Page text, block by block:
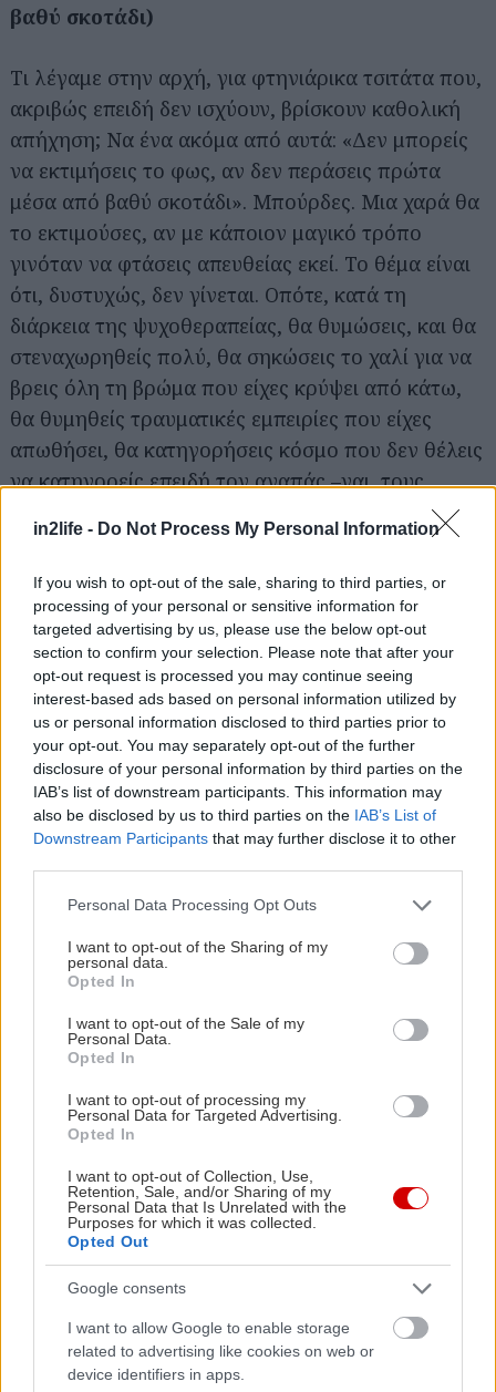
in2life - Do Not Process My Personal Information
If you wish to opt-out of the sale, sharing to third parties, or
processing of your personal or sensitive information for
targeted advertising by us, please use the below opt-out
section to confirm your selection. Please note that after your
opt-out request is processed you may continue seeing
interest-based ads based on personal information utilized by
us or personal information disclosed to third parties prior to
your opt-out. You may separately opt-out of the further
disclosure of your personal information by third parties on the
IAB’s list of downstream participants. This information may
also be disclosed by us to third parties on the IAB’s List of
Downstream Participants that may further disclose it to other
Please note that this website/app uses one or more Google
not limited to your visit or usage behaviour. You may click to
grant or deny consent to Google and its third-party tags to
use your data for below specified purposes in below Google
consent section.
Personal Data Processing Opt Outs
I want to opt-out of the Sharing of my
personal data.
Opted In
I want to opt-out of the Sale of my
Personal Data.
Opted In
I want to opt-out of processing my
Personal Data for Targeted Advertising.
Opted In
I want to opt-out of Collection, Use,
Retention, Sale, and/or Sharing of my
Personal Data that Is Unrelated with the
Purposes for which it was collected.
Opted Out
Google consents
I want to allow Google to enable storage
related to advertising like cookies on web or
device identifiers in apps.
βαθύ σκοτάδι)
Τι λέγαμε στην αρχή, για φτηνιάρικα τσιτάτα που,
ακριβώς επειδή δεν ισχύουν, βρίσκουν καθολική
απήχηση; Να ένα ακόμα από αυτά: «Δεν μπορείς
να εκτιμήσεις το φως, αν δεν περάσεις πρώτα
μέσα από βαθύ σκοτάδι». Μπούρδες. Μια χαρά θα
το εκτιμούσες, αν με κάποιον μαγικό τρόπο
γινόταν να φτάσεις απευθείας εκεί. Το θέμα είναι
ότι, δυστυχώς, δεν γίνεται. Οπότε, κατά τη
διάρκεια της ψυχοθεραπείας, θα θυμώσεις, και θα
στεναχωρηθείς πολύ, θα σηκώσεις το χαλί για να
βρεις όλη τη βρώμα που είχες κρύψει από κάτω,
θα θυμηθείς τραυματικές εμπειρίες που είχες
απωθήσει, θα κατηγορήσεις κόσμο που δεν θέλεις
να κατηγορείς επειδή τον αγαπάς –ναι, τους
Και αν αυτή η διαδικασία καθόλου μαγική δεν σου
ακούγεται (και άδικο δεν έχεις) είναι επειδή οι
άνθρωποι είμαστε συνηθισμένοι να ζούμε
λέγοντας ψέματα στον εαυτό μας. Έτσι κουτσο-
επιβιώνουμε, επαναλαμβάνοντας διαρκώς τα ίδια
λάθη και πέφτοντας ξανά και ξανά στα ίδια
αδιέξοδα, πράγμα που μοιάζει –αλλά δεν είναι–
καλύτερο από την βαθιά μεν, προσωρινή δε,
δυστυχία του να βρεθείς αντιμέτωπος/η με την
αλήθεια, η οποία έχει την μαγική ιδιότητα της
τεχνηέντως αποφύγαμε να γράψουμε πως «θα σε
απελευθερώσει», για να μην καταλήξουμε κι εδώ
σε τσιτάτο;
για...